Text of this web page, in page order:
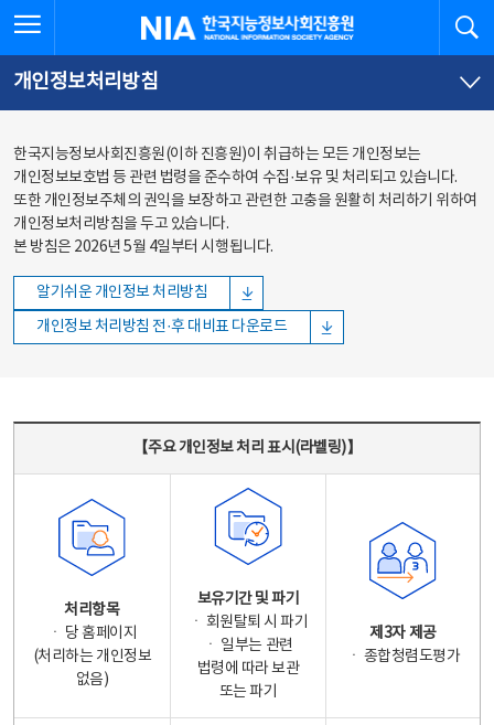
바로가기
바로가기
한국지능정보사회진흥원
개인정보처리방침
한국지능정보사회진흥원(이하 진흥원)이 취급하는 모든 개인정보는
개인정보보호법 등 관련 법령을 준수하여 수집·보유 및 처리되고 있습니다.
또한 개인정보주체의 권익을 보장하고 관련한 고충을 원활히 처리하기 위하여
개인정보처리방침을 두고 있습니다.
본 방침은 2026년 5월 4일부터 시행됩니다.
알기쉬운 개인정보 처리방침
개인정보 처리방침 전·후 대비표 다운로드
【주요 개인정보 처리 표시(라벨링)】
처리항목
ㆍ 당 홈페이지
(처리하는 개인정보
없음)
보유기간 및 파기
ㆍ 회원탈퇴 시 파기
ㆍ 일부는 관련
법령에 따라 보관
또는 파기
제3자 제공
ㆍ 종합청렴도평가